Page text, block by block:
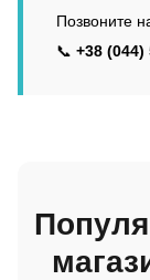
Позвоните
📞 +38 (044)